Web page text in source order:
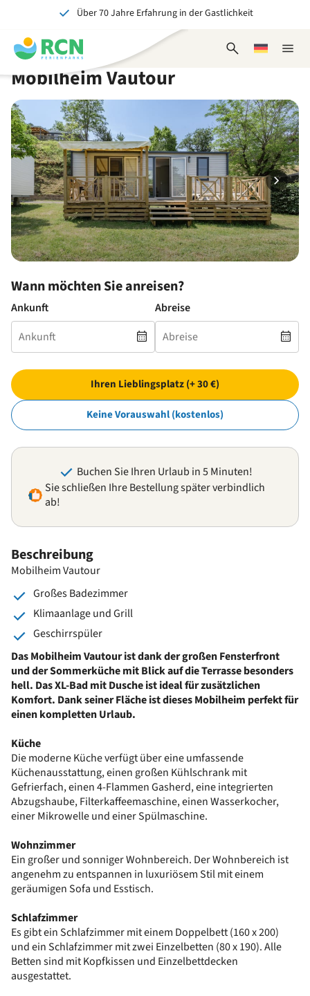
springen
springen
springen
springen
Über 70 Jahre Erfahrung in der Gastlichkeit
Ein tolles Erlebnis für Jung und Alt
Suchformular
Wählen
Mobilheim Vautour
Beschreibung
Mobilheim Vautour
Großes Badezimmer
Klimaanlage und Grill
Geschirrspüler
Das Mobilheim Vautour ist dank der großen Fensterfront
und der Sommerküche mit Blick auf die Terrasse besonders
hell. Das XL-Bad mit Dusche ist ideal für zusätzlichen
Komfort. Dank seiner Fläche ist dieses Mobilheim perfekt für
einen kompletten Urlaub.
Küche
Die moderne Küche verfügt über eine umfassende
Küchenausstattung, einen großen Kühlschrank mit
Gefrierfach, einen 4-Flammen Gasherd, eine integrierten
Abzugshaube, Filterkaffeemaschine, einen Wasserkocher,
einer Mikrowelle und einer Spülmaschine.
Wohnzimmer
Ein großer und sonniger Wohnbereich. Der Wohnbereich ist
angenehm zu entspannen in luxuriösem Stil mit einem
geräumigen Sofa und Esstisch.
Schlafzimmer
Es gibt ein Schlafzimmer mit einem Doppelbett (160 x 200)
und ein Schlafzimmer mit zwei Einzelbetten (80 x 190). Alle
Betten sind mit Kopfkissen und Einzelbettdecken
ausgestattet.
Wann möchten Sie anreisen?
Ankunft Abreise
Ihren Lieblingsplatz (+ 30 €)
Keine Vorauswahl (kostenlos)
Buchen Sie Ihren Urlaub in 5 Minuten!
Sie schließen Ihre Bestellung später verbindlich
ab!